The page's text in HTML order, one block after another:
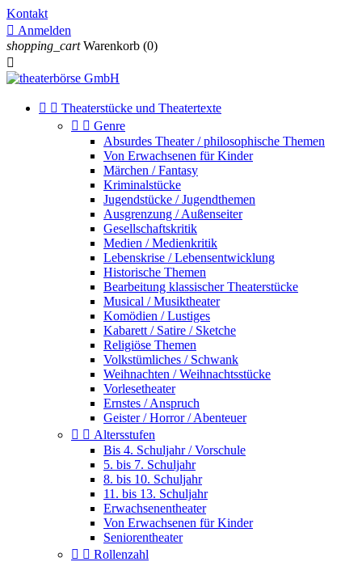
Kontakt
 Anmelden
shopping_cart Warenkorb (0)

  Theaterstücke und Theatertexte
  Genre
Absurdes Theater / philosophische Themen
Von Erwachsenen für Kinder
Märchen / Fantasy
Kriminalstücke
Jugendstücke / Jugendthemen
Ausgrenzung / Außenseiter
Gesellschaftskritik
Medien / Medienkritik
Lebenskrise / Lebensentwicklung
Historische Themen
Bearbeitung klassischer Theaterstücke
Musical / Musiktheater
Komödien / Lustiges
Kabarett / Satire / Sketche
Religiöse Themen
Volkstümliches / Schwank
Weihnachten / Weihnachtsstücke
Vorlesetheater
Ernstes / Anspruch
Geister / Horror / Abenteuer
  Altersstufen
Bis 4. Schuljahr / Vorschule
5. bis 7. Schuljahr
8. bis 10. Schuljahr
11. bis 13. Schuljahr
Erwachsenentheater
Von Erwachsenen für Kinder
Seniorentheater
  Rollenzahl